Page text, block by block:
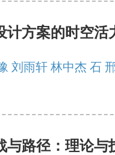
计方案的时空活
刘雨轩 林中杰 石
与路径：理论与